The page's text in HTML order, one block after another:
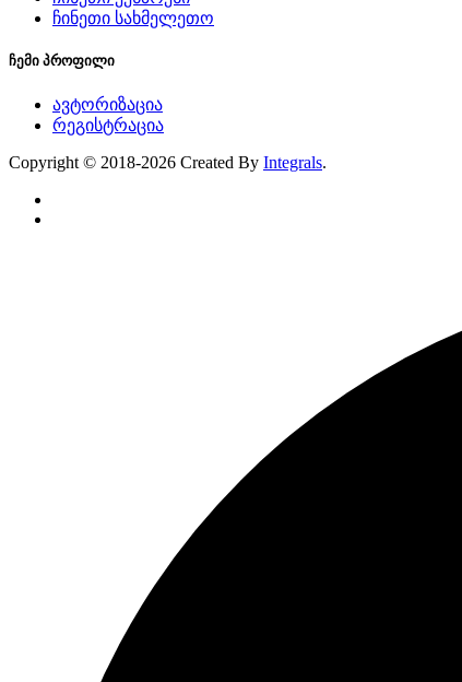
ჩინეთი სახმელეთო
ჩემი პროფილი
ავტორიზაცია
რეგისტრაცია
Copyright © 2018-2026 Created By Integrals.